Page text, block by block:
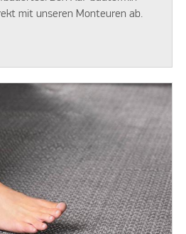
mit unseren Monteuren ab.